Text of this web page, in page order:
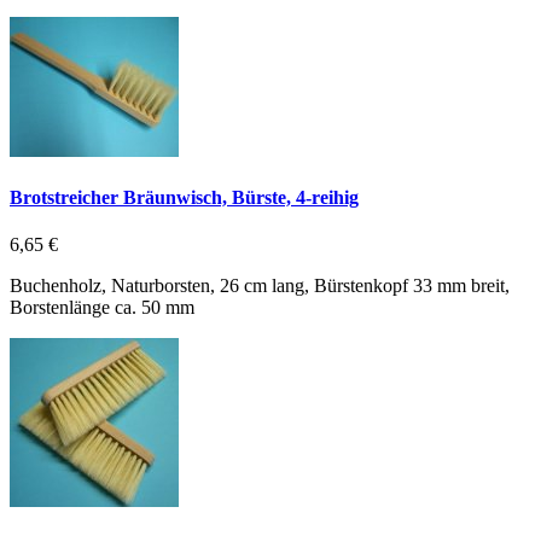
Brotstreicher Bräunwisch, Bürste, 4-reihig
6,65 €
Buchenholz, Naturborsten, 26 cm lang, Bürstenkopf 33 mm breit,
Borstenlänge ca. 50 mm